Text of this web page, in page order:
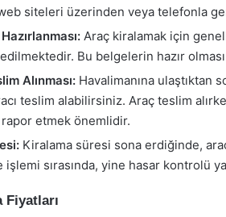
siteleri üzerinden veya telefonla
Araç kiralamak için
Bu belgelerin hazır
Alınması: Havalimanına ulaştıktan
teslim alabilirsiniz. Araç teslim
etmek önemlidir.
Kiralama süresi sona erdiğinde,
işlemi sırasında, yine hasar kontrolü
Fiyatları